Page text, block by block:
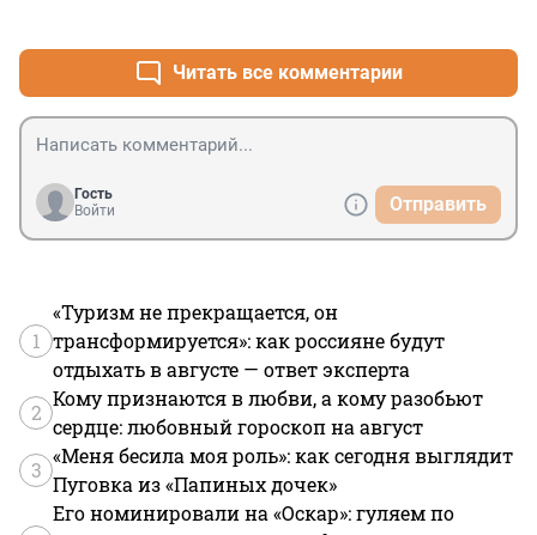
Читать все комментарии
Гость
Войти
Отправить
1
«Туризм не прекращается, он
трансформируется»: как россияне будут
отдыхать в августе — ответ эксперта
2
Кому признаются в любви, а кому разобьют
сердце: любовный гороскоп на август
3
«Меня бесила моя роль»: как сегодня выглядит
Пуговка из «Папиных дочек»
Его номинировали на «Оскар»: гуляем по